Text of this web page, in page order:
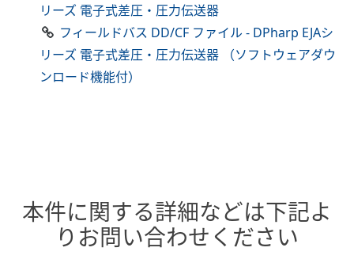
リーズ 電子式差圧・圧力伝送器
フィールドバス DD/CF ファイル - DPharp EJAシ
リーズ 電子式差圧・圧力伝送器 （ソフトウェアダウ
ンロード機能付）
本件に関する詳細などは下記よ
りお問い合わせください